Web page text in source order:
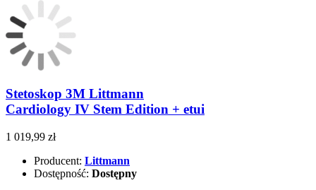
Stetoskop 3M Littmann
Cardiology IV Stem Edition + etui
1 019,99 zł
Producent: Littmann
Dostępność: Dostępny